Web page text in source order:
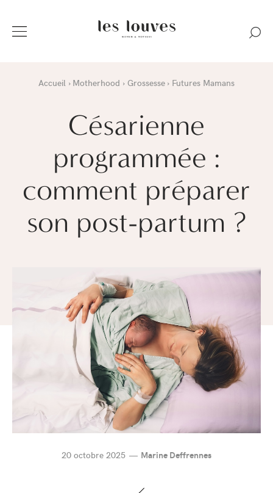
Accueil Motherhood Grossesse Futures Mamans
Césarienne
programmée :
comment préparer
son post-partum ?
20 octobre 2025 Marine Deffrennes